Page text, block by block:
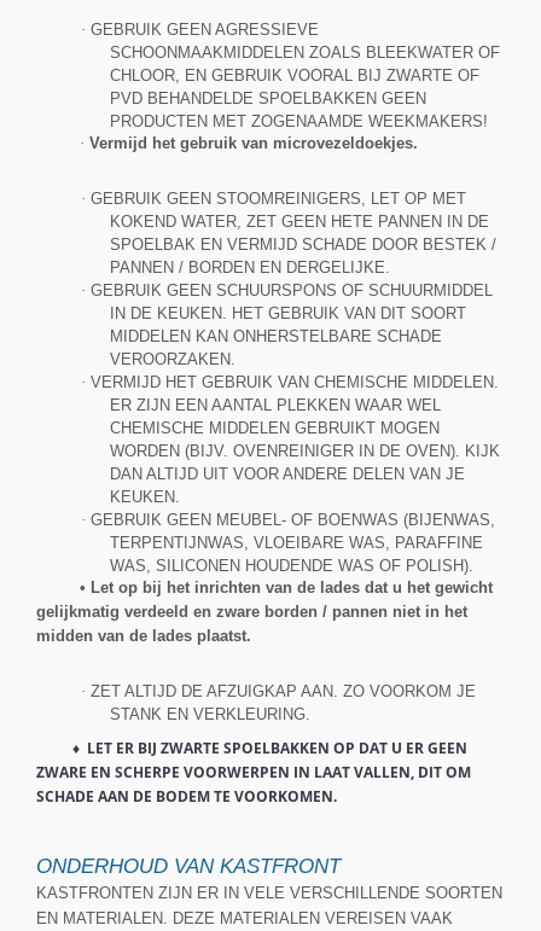
· GEBRUIK GEEN AGRESSIEVE
SCHOONMAAKMIDDELEN ZOALS BLEEKWATER OF
CHLOOR, EN GEBRUIK VOORAL BIJ ZWARTE OF
PVD BEHANDELDE SPOELBAKKEN GEEN
PRODUCTEN MET ZOGENAAMDE WEEKMAKERS!
· Vermijd het gebruik van microvezeldoekjes.
· GEBRUIK GEEN STOOMREINIGERS, LET OP MET
KOKEND WATER, ZET GEEN HETE PANNEN IN DE
SPOELBAK EN VERMIJD SCHADE DOOR BESTEK /
PANNEN / BORDEN EN DERGELIJKE.
· GEBRUIK GEEN SCHUURSPONS OF SCHUURMIDDEL
IN DE KEUKEN. HET GEBRUIK VAN DIT SOORT
MIDDELEN KAN ONHERSTELBARE SCHADE
VEROORZAKEN.
· VERMIJD HET GEBRUIK VAN CHEMISCHE MIDDELEN.
ER ZIJN EEN AANTAL PLEKKEN WAAR WEL
CHEMISCHE MIDDELEN GEBRUIKT MOGEN
WORDEN (BIJV. OVENREINIGER IN DE OVEN). KIJK
DAN ALTIJD UIT VOOR ANDERE DELEN VAN JE
KEUKEN.
· GEBRUIK GEEN MEUBEL- OF BOENWAS (BIJENWAS,
TERPENTIJNWAS, VLOEIBARE WAS, PARAFFINE
WAS, SILICONEN HOUDENDE WAS OF POLISH).
• Let op bij het inrichten van de lades dat u het gewicht
gelijkmatig verdeeld en zware borden / pannen niet in het
midden van de lades plaatst.
· ZET ALTIJD DE AFZUIGKAP AAN. ZO VOORKOM JE
STANK EN VERKLEURING.
♦ LET ER BIJ ZWARTE SPOELBAKKEN OP DAT U ER GEEN
ZWARE EN SCHERPE VOORWERPEN IN LAAT VALLEN, DIT OM
SCHADE AAN DE BODEM TE VOORKOMEN.
ONDERHOUD VAN KASTFRONT
KASTFRONTEN ZIJN ER IN VELE VERSCHILLENDE SOORTEN
EN MATERIALEN. DEZE MATERIALEN VEREISEN VAAK